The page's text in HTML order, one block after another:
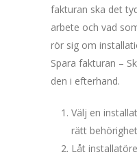
fakturan ska det
arbete och vad
rör sig om
Spara fakturan –
den i efterhand.
Välj en
rätt behörighet
Låt